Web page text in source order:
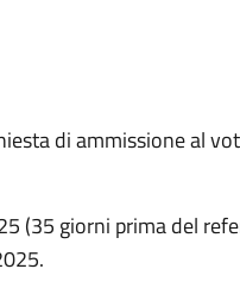
di ammissione al
(35 giorni prima del